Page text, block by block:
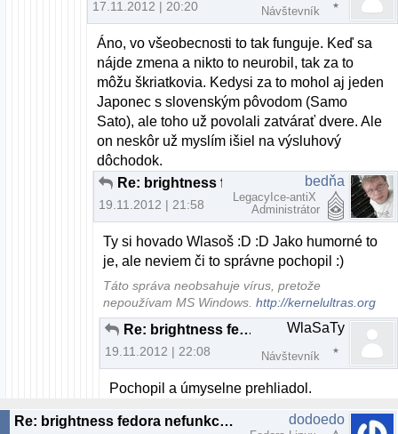
17.11.2012 | 20:20 Návštevník
Áno, vo všeobecnosti to tak funguje. Keď sa
nájde zmena a nikto to neurobil, tak za to
môžu škriatkovia. Kedysi za to mohol aj jeden
Japonec s slovenským pôvodom (Samo
Sato), ale toho už povolali zatvárať dvere. Ale
on neskôr už myslím išiel na výsluhový
dôchodok.
19.11.2012 | 21:58
bedňa
LegacyIce-antiX
Administrátor
Ty si hovado Wlasoš :D :D Jako humorné to
je, ale neviem či to správne pochopil :)
Táto správa neobsahuje vírus, pretože
nepoužívam MS Windows.http://kernelultras.org
Re: brightness fedora nefunkcne fn klavesy
19.11.2012 | 22:08
WlaSaTy
Návštevník
Pochopil a úmyselne prehliadol.
Re: brightness fedora nefunkcne fn klavesy dodoedo